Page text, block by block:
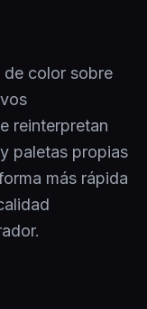
de color sobre
reinterpretan
paletas propias
más rápida